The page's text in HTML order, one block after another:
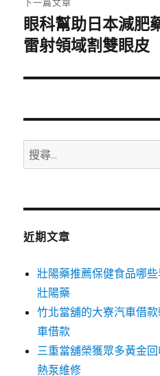
下
一
文
眼科幫助日本減肥
雷射領域割雙眼皮
搜
尋
鍵
近期文章
壯陽藥推薦保健食品哪
壯陽藥
竹北當舖的大寮汽車借
車借款
三重當舖榮獲眾多黃金
熱泵維修